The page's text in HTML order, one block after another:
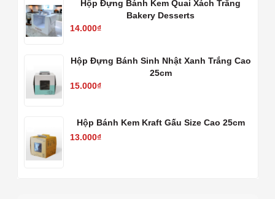
Khách sỉ mua theo thùng vui lòng liên hệgọi zalo 0935 591
578hoặcFacebookđể được báo giá nhanh nhất.
Ảnh Thực Tế
Hộp Đựng Bánh Kem Quai Xách Trắng
Bakery Desserts
14.000₫
Hộp Đựng Bánh Sinh Nhật Xanh Trắng Cao
25cm
15.000₫
Hộp Bánh Kem Kraft Gấu Size Cao 25cm
13.000₫